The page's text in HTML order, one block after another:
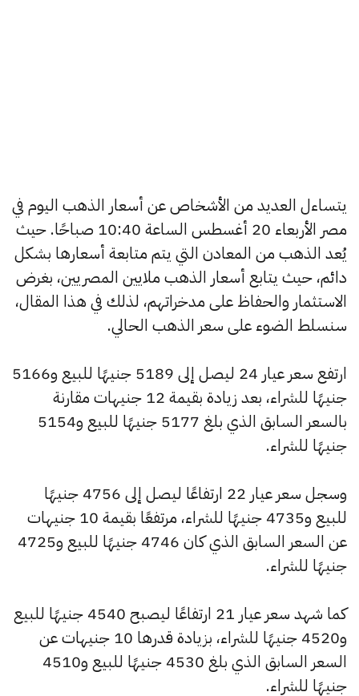
يتساءل العديد من الأشخاص عن أسعار الذهب اليوم في
مصر الأربعاء 20 أغسطس الساعة 10:40 صباحًا. حيث
يُعد الذهب من المعادن التي يتم متابعة أسعارها بشكل
دائم، حيث يتابع أسعار الذهب ملايين المصريين، بغرض
الاستثمار والحفاظ على مدخراتهم، لذلك في هذا المقال،
سنسلط الضوء على سعر الذهب الحالي.
ارتفع سعر عيار 24 ليصل إلى 5189 جنيهًا للبيع و5166
جنيهًا للشراء، بعد زيادة بقيمة 12 جنيهات مقارنة
بالسعر السابق الذي بلغ 5177 جنيهًا للبيع و5154
جنيهًا للشراء.
وسجل سعر عيار 22 ارتفاعًا ليصل إلى 4756 جنيهًا
للبيع و4735 جنيهًا للشراء، مرتفعًا بقيمة 10 جنيهات
عن السعر السابق الذي كان 4746 جنيهًا للبيع و4725
جنيهًا للشراء.
كما شهد سعر عيار 21 ارتفاعًا ليصبح 4540 جنيهًا للبيع
و4520 جنيهًا للشراء، بزيادة قدرها 10 جنيهات عن
السعر السابق الذي بلغ 4530 جنيهًا للبيع و4510
جنيهًا للشراء.